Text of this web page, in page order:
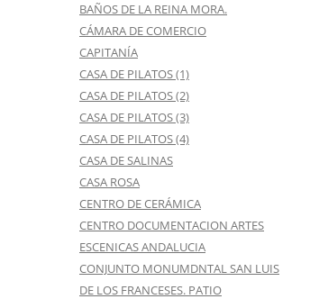
BAÑOS DE LA REINA MORA.
CÁMARA DE COMERCIO
CAPITANÍA
CASA DE PILATOS (1)
CASA DE PILATOS (2)
CASA DE PILATOS (3)
CASA DE PILATOS (4)
CASA DE SALINAS
CASA ROSA
CENTRO DE CERÁMICA
CENTRO DOCUMENTACION ARTES
ESCENICAS ANDALUCIA
CONJUNTO MONUMDNTAL SAN LUIS
DE LOS FRANCESES. PATIO